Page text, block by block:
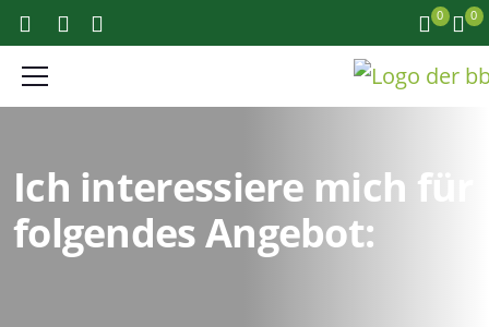
0 0
Ich interessiere mich für
folgendes Angebot: